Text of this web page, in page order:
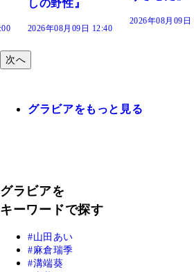
の野性』
年08月09日 12:40
2026年08月09日 12:35
次へ
グラビアをもっと見る
グラビアを
キーワードで探す
山田あい
麻倉瑞季
溝端葵